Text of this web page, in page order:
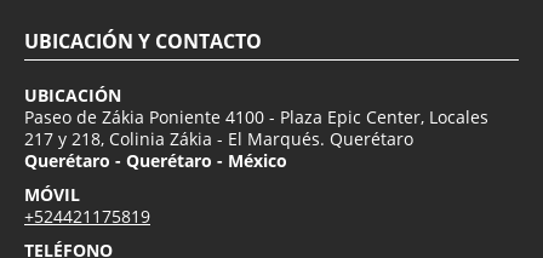
UBICACIÓN Y CONTACTO
UBICACIÓN
Paseo de Zákia Poniente 4100 - Plaza Epic Center, Locales
217 y 218, Colinia Zákia - El Marqués. Querétaro
Querétaro - Querétaro - México
MÓVIL
+524421175819
TELÉFONO